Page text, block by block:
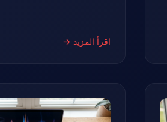
اقرأ المزيد →